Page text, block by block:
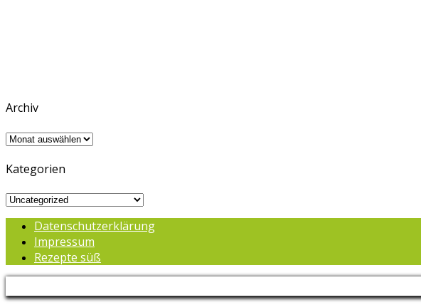
Archiv
Archiv
Kategorien
Kategorien
Datenschutzerklärung
Impressum
Rezepte süß